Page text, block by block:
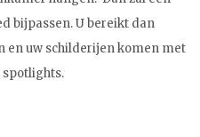
bijpassen. U bereikt dan
en uw schilderijen komen met